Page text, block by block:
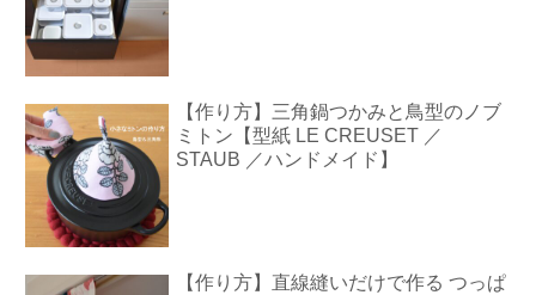
【作り方】三角鍋つかみと鳥型のノブ
ミトン【型紙 LE CREUSET ／
STAUB ／ハンドメイド】
【作り方】直線縫いだけで作る つっぱ